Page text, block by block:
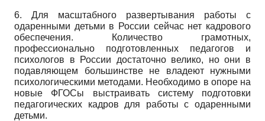
6. Для масштабного развертывания работы с
одаренными детьми в России сейчас нет кадрового
обеспечения. Количество грамотных,
профессионально подготовленных педагогов и
психологов в России достаточно велико, но они в
подавляющем большинстве не владеют нужными
психологическими методами. Необходимо в опоре на
новые ФГОСы выстраивать систему подготовки
педагогических кадров для работы с одаренными
детьми.